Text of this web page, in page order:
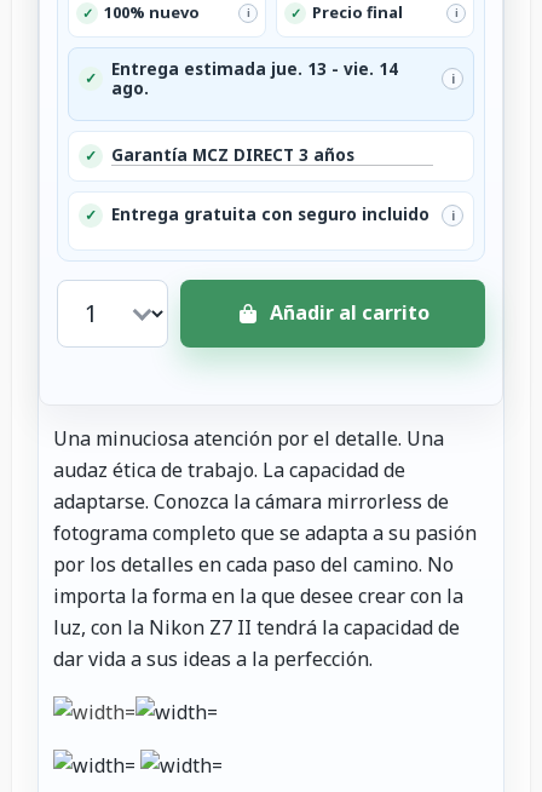
✓ 100% nuevo i ✓ Precio final i
✓
Entrega estimada jue. 13 - vie. 14
ago.
i
✓ Garantía MCZ DIRECT 3 años
✓ Entrega gratuita con seguro incluido i
Añadir al carrito
Una minuciosa atención por el detalle. Una
audaz ética de trabajo. La capacidad de
adaptarse. Conozca la cámara mirrorless de
fotograma completo que se adapta a su pasión
por los detalles en cada paso del camino. No
importa la forma en la que desee crear con la
luz, con la Nikon Z7 II tendrá la capacidad de
dar vida a sus ideas a la perfección.